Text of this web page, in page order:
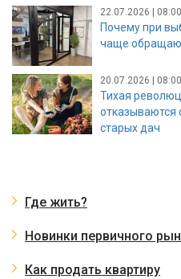
22.07.2026 | 08:00
Почему при
чаще
20.07.2026 | 08:00
Тихая
отказываются
старых дач
Где жить?
Новинки первичного
Как продать квартиру